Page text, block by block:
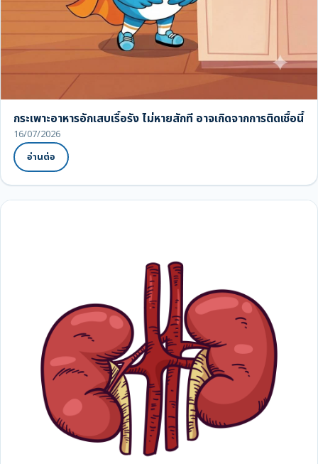
กระเพาะอาหารอักเสบเรื้อรัง ไม่หายสักที อาจเกิดจากการติดเชื้อนี้
16/07/2026
อ่านต่อ